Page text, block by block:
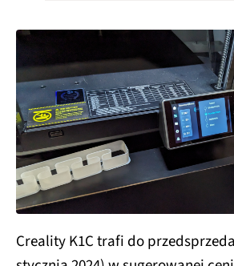
Creality K1C trafi do